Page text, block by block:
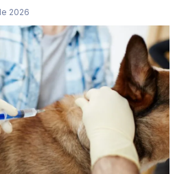
2026